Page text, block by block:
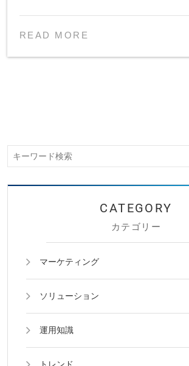
READ MORE
カテゴリー
マーケティング
ソリューション
運用知識